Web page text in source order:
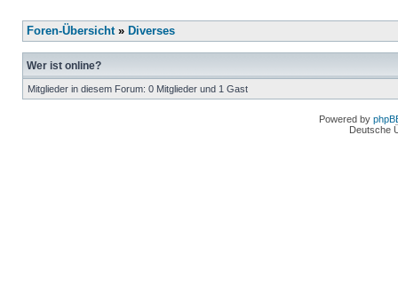
Foren-Übersicht» Diverses
Wer ist online?
Mitglieder in diesem Forum: 0 Mitglieder und 1 Gast
Powered by
Deutsche